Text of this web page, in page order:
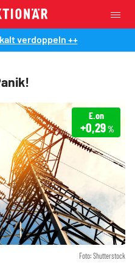
verdoppeln ++
Foto: Shutterstock
E.on
+0,29%